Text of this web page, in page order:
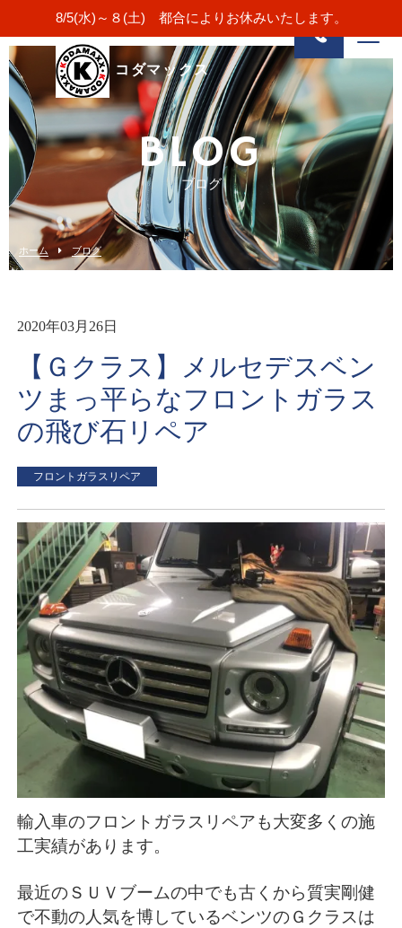
8/5(水)～８(土) 都合によりお休みいたします。
コダマックス
BLOG
ブログ
ホーム ブログ
2020年03月26日
【Ｇクラス】メルセデスベン
ツまっ平らなフロントガラス
の飛び石リペア
フロントガラスリペア
輸入車のフロントガラスリペアも大変多くの施
工実績があります。
最近のＳＵＶブームの中でも古くから質実剛健
で不動の人気を博しているベンツのＧクラスは